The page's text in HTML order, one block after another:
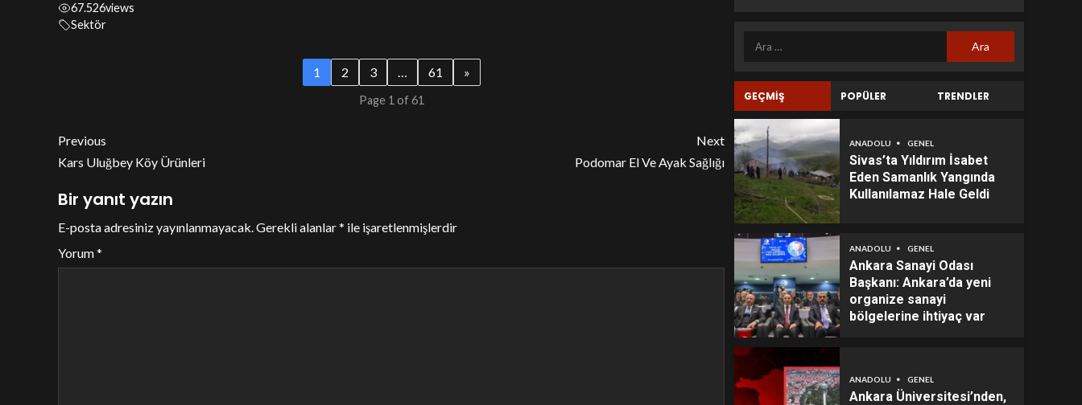
67.526views
Sektör
1 2 3 … 61 »
Page 1 of 61
Previous
Kars Uluğbey Köy Ürünleri
Next
Podomar El Ve Ayak Sağlığı
Bir yanıt yazın
E-posta adresiniz yayınlanmayacak.Gerekli alanlar* ile işaretlenmişlerdir
Yorum*
GEÇMİŞ POPÜLER TRENDLER
ANADOLU GENEL
Sivas’ta Yıldırım İsabet
Eden Samanlık Yangında
Kullanılamaz Hale Geldi
ANADOLU GENEL
Ankara Sanayi Odası
Başkanı: Ankara’da yeni
organize sanayi
bölgelerine ihtiyaç var
ANADOLU GENEL
Ankara Üniversitesi’nden,